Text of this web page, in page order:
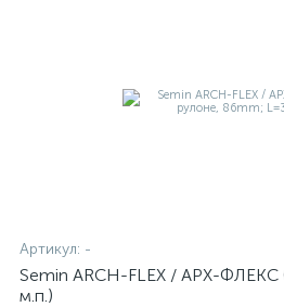
Артикул: -
Semin ARCH-FLEX / АРХ-ФЛЕКС
м.п.)